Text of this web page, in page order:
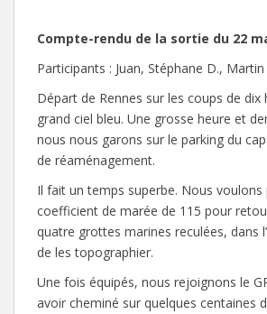
Compte-rendu de la sortie du 22
Participants : Juan, Stéphane D.,
Départ de Rennes sur les coups de dix
grand ciel bleu. Une grosse heure et
nous nous garons sur le parking du
de réaménagement.
Il fait un temps superbe. Nous
coefficient de marée de 115 pour
quatre grottes marines reculées, dans
de les topographier.
Une fois équipés, nous rejoignons le
avoir cheminé sur quelques centaines